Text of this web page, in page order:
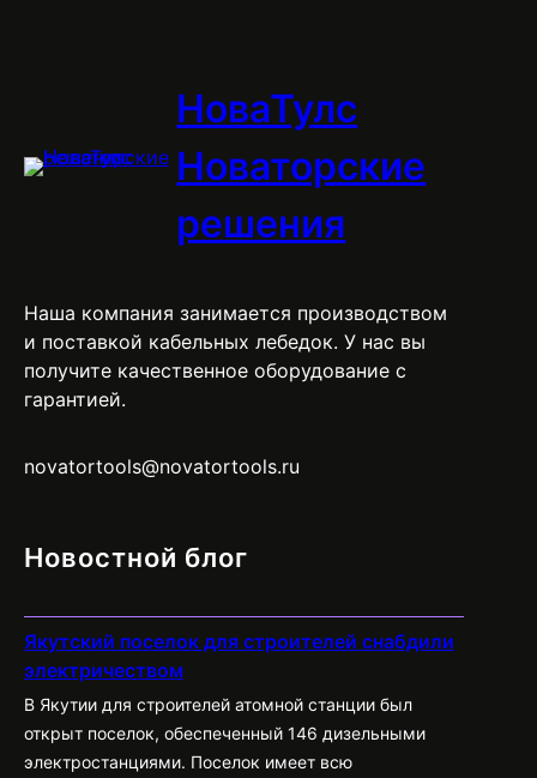
НоваТулс
Новаторские
решения
Наша компания занимается производством
и поставкой кабельных лебедок. У нас вы
получите качественное оборудование с
гарантией.
novatortools@novatortools.ru
Новостной блог
Якутский поселок для строителей снабдили
электричеством
В Якутии для строителей атомной станции был
открыт поселок, обеспеченный 146 дизельными
электростанциями. Поселок имеет всю